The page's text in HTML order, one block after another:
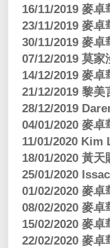
16/11/2019 麥
23/11/2019 麥
30/11/2019 麥
07/12/2019 莫
14/12/2019 麥
21/12/2019 黎
28/12/2019
04/01/2020 麥
11/01/2020
18/01/2020 黃
25/01/2020
01/02/2020 麥
08/02/2020 麥
15/02/2020 麥
22/02/2020 麥